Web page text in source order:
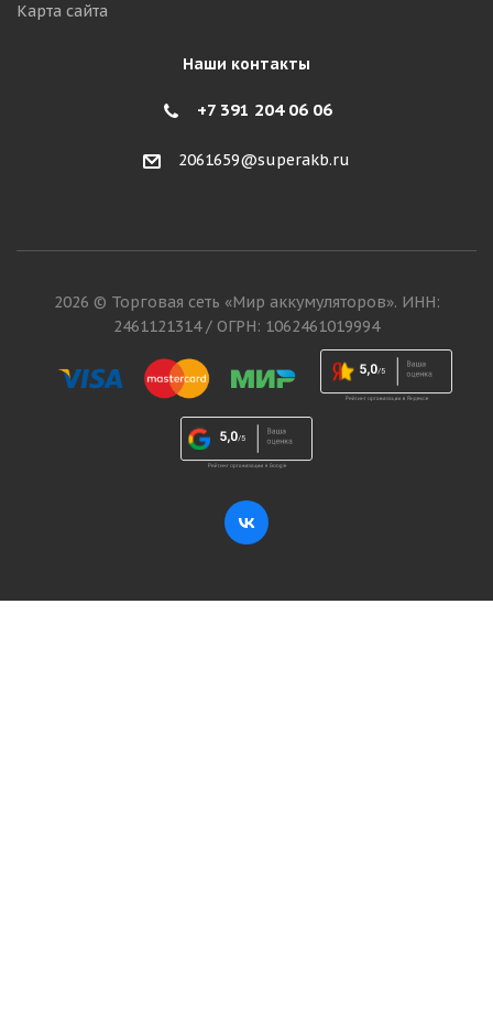
Карта сайта
Наши контакты
+7 391 204 06 06
2061659@superakb.ru
2026 © Торговая сеть «Мир аккумуляторов». ИНН:
2461121314 / ОГРН: 1062461019994